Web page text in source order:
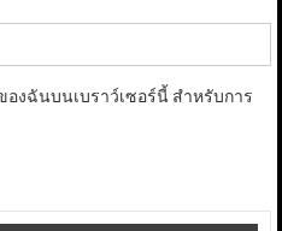
งฉันบนเบราว์เซอร์นี้ สำหรับการ